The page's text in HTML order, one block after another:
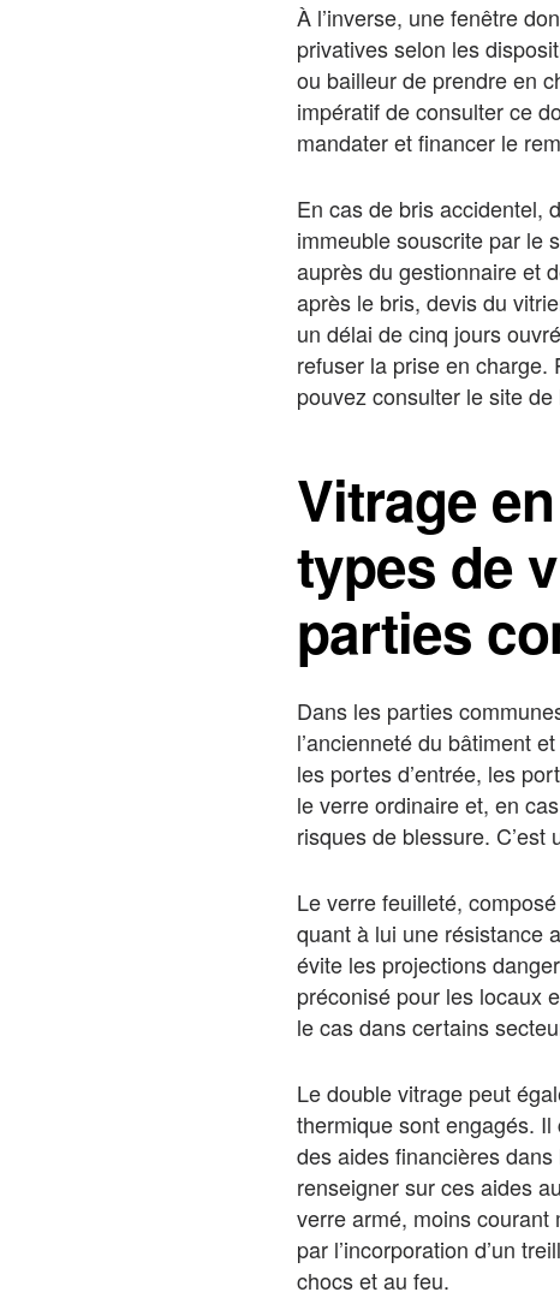
À l’inverse, une fenêtre
privatives selon les
ou bailleur de prendre en
impératif de consulter ce
mandater et financer le
En cas de bris accidentel,
immeuble souscrite par le
auprès du gestionnaire et
après le bris, devis du
un délai de cinq jours
refuser la prise en charge.
pouvez consulter le site de
Vitrage
types de
parties
Dans les parties
l’ancienneté du bâtiment
les portes d’entrée, les
le verre ordinaire et, en
risques de blessure.
Le verre feuilleté,
quant à lui une résistance
évite les projections
préconisé pour les locaux
le cas dans certains
Le double vitrage peut
thermique sont engagés.
des aides financières
renseigner sur ces aides
verre armé, moins
par l’incorporation d’un
chocs et au feu.